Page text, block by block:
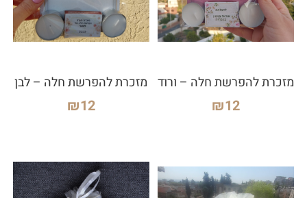
מזכרת להפרשת חלה – ורוד
₪12
מזכרת להפרשת חלה – לבן
₪12